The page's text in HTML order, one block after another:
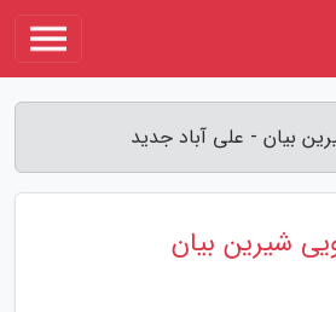
بیان - علی آباد جدید
شیرین بیان